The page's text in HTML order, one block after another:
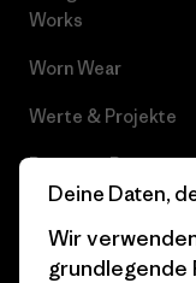
Works
Worn Wear
Werte & Projekte
Progress Report
Business Unusual
Klimaziele
Deine Daten,
Wir
grundlegende